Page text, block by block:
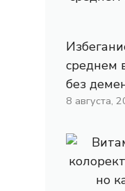
среднем
без
8 августа,